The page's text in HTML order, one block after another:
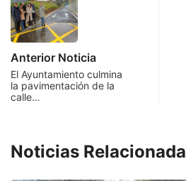
Anterior Noticia
El Ayuntamiento culmina
la pavimentación de la
calle…
Noticias